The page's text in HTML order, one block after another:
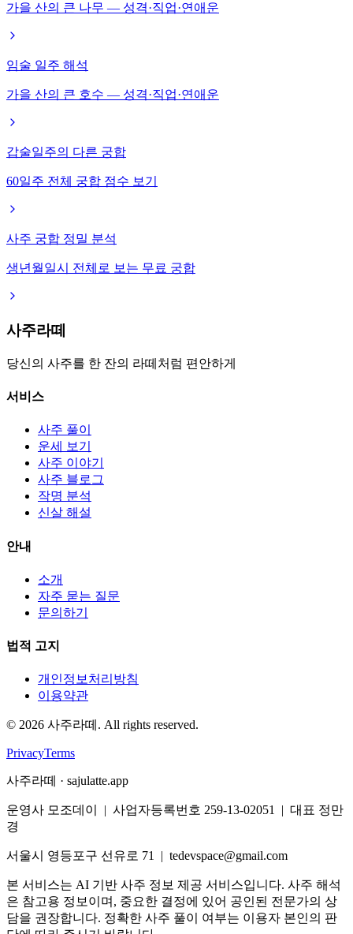
가을 산의 큰 나무 — 성격·직업·연애운
임술 일주 해석
가을 산의 큰 호수 — 성격·직업·연애운
갑술일주의 다른 궁합
60일주 전체 궁합 점수 보기
사주 궁합 정밀 분석
생년월일시 전체로 보는 무료 궁합
사주라떼
당신의 사주를 한 잔의 라떼처럼 편안하게
서비스
사주 풀이
운세 보기
사주 이야기
사주 블로그
작명 분석
신살 해설
안내
소개
자주 묻는 질문
문의하기
법적 고지
개인정보처리방침
이용약관
© 2026 사주라떼. All rights reserved.
PrivacyTerms
사주라떼 · sajulatte.app
운영사 모조데이 | 사업자등록번호 259-13-02051 | 대표 정만
경
서울시 영등포구 선유로 71 | tedevspace@gmail.com
본 서비스는 AI 기반 사주 정보 제공 서비스입니다. 사주 해석
은 참고용 정보이며, 중요한 결정에 있어 공인된 전문가의 상
담을 권장합니다. 정확한 사주 풀이 여부는 이용자 본인의 판